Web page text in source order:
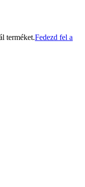
terméket.Fedezd fel a